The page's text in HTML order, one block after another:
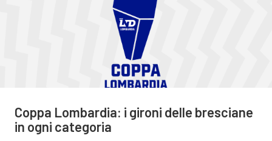
Coppa Lombardia: i gironi delle bresciane
in ogni categoria